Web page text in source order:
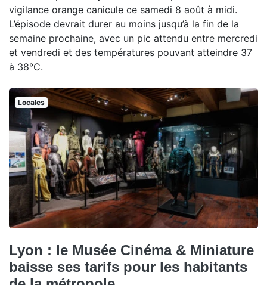
vigilance orange canicule ce samedi 8 août à midi.
L’épisode devrait durer au moins jusqu’à la fin de la
semaine prochaine, avec un pic attendu entre mercredi
et vendredi et des températures pouvant atteindre 37
à 38°C.
Locales
Lyon : le Musée Cinéma & Miniature
baisse ses tarifs pour les habitants